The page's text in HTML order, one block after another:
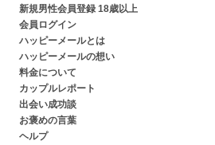
新規男性会員登録 18歳以上
会員ログイン
ハッピーメールとは
ハッピーメールの想い
料金について
カップルレポート
出会い成功談
お褒めの言葉
ヘルプ